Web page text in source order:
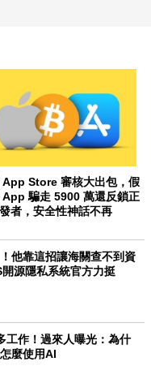
App Store 審核大出包，假
App 騙走 5900 萬還反鎖正
者，安全性神話不再
他靠這招讓海關查不到資
源隱私系統官方力挺
工作！過來人曝光：為什
麼使用AI